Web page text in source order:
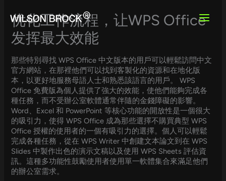
content
优化工作流程，让WPS Office
发挥最大效能
那些特別尋找 WPS Office 中文版本的用戶可以輕鬆訪問中文
官方網站，在那裡他們可以找到客製化的資源和在地化版
本，以更好地服務母語人士和熟悉該語言的用戶。 WPS
Office 免費版為個人提供了強大的效能，使他們能夠完成各
種任務，而不受辦公室軟體通常伴隨的金錢障礙的影響。
Word、Excel 和 PowerPoint 等核心功能的開放性是一個很大
的吸引力，使得 WPS Office 成為那些選擇不購買典型 WPS
Office 授權的使用者的一個有吸引力的選擇。個人可以輕鬆
完成各種任務，從在 WPS Writer 中創建文本論文到在 WPS
Slides 中製作出色的演示文稿以及使用 WPS Sheets 評估資
訊。這種多功能性鼓勵使用者使用單一軟體集合來滿足他們
的辦公室需求。